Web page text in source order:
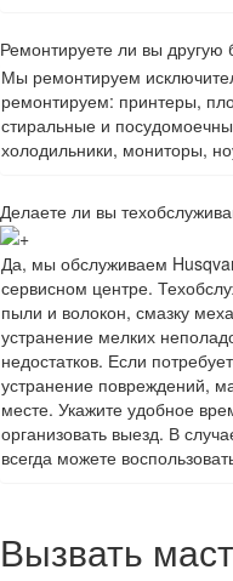
Ремонтируете ли вы другую
Мы ремонтируем
ремонтируем: принтеры,
стиральные и
холодильники, мониторы,
Делаете ли вы
Да, мы обслуживаем
сервисном центре.
пыли и волокон, смазку
устранение мелких
недостатков. Если
устранение повреждений,
месте. Укажите удобное
организовать выезд. В
всегда можете
Вызвать